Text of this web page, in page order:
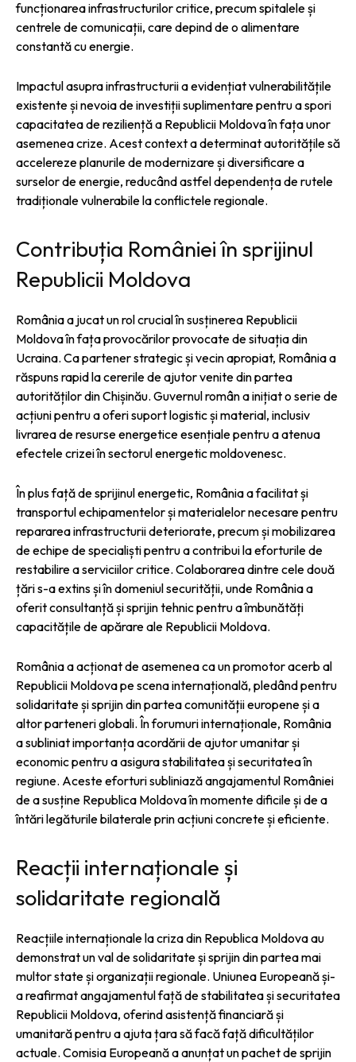
funcționarea infrastructurilor critice, precum spitalele și
centrele de comunicații, care depind de o alimentare
constantă cu energie.
Impactul asupra infrastructurii a evidențiat vulnerabilitățile
existente și nevoia de investiții suplimentare pentru a spori
capacitatea de reziliență a Republicii Moldova în fața unor
asemenea crize. Acest context a determinat autoritățile să
accelereze planurile de modernizare și diversificare a
surselor de energie, reducând astfel dependența de rutele
tradiționale vulnerabile la conflictele regionale.
Contribuția României în sprijinul
Republicii Moldova
România a jucat un rol crucial în susținerea Republicii
Moldova în fața provocărilor provocate de situația din
Ucraina. Ca partener strategic și vecin apropiat, România a
răspuns rapid la cererile de ajutor venite din partea
autorităților din Chișinău. Guvernul român a inițiat o serie de
acțiuni pentru a oferi suport logistic și material, inclusiv
livrarea de resurse energetice esențiale pentru a atenua
efectele crizei în sectorul energetic moldovenesc.
În plus față de sprijinul energetic, România a facilitat și
transportul echipamentelor și materialelor necesare pentru
repararea infrastructurii deteriorate, precum și mobilizarea
de echipe de specialiști pentru a contribui la eforturile de
restabilire a serviciilor critice. Colaborarea dintre cele două
țări s-a extins și în domeniul securității, unde România a
oferit consultanță și sprijin tehnic pentru a îmbunătăți
capacitățile de apărare ale Republicii Moldova.
România a acționat de asemenea ca un promotor acerb al
Republicii Moldova pe scena internațională, pledând pentru
solidaritate și sprijin din partea comunității europene și a
altor parteneri globali. În forumuri internaționale, România
a subliniat importanța acordării de ajutor umanitar și
economic pentru a asigura stabilitatea și securitatea în
regiune. Aceste eforturi subliniază angajamentul României
de a susține Republica Moldova în momente dificile și de a
întări legăturile bilaterale prin acțiuni concrete și eficiente.
Reacții internaționale și
solidaritate regională
Reacțiile internaționale la criza din Republica Moldova au
demonstrat un val de solidaritate și sprijin din partea mai
multor state și organizații regionale. Uniunea Europeană și-
a reafirmat angajamentul față de stabilitatea și securitatea
Republicii Moldova, oferind asistență financiară și
umanitară pentru a ajuta țara să facă față dificultăților
actuale. Comisia Europeană a anunțat un pachet de sprijin